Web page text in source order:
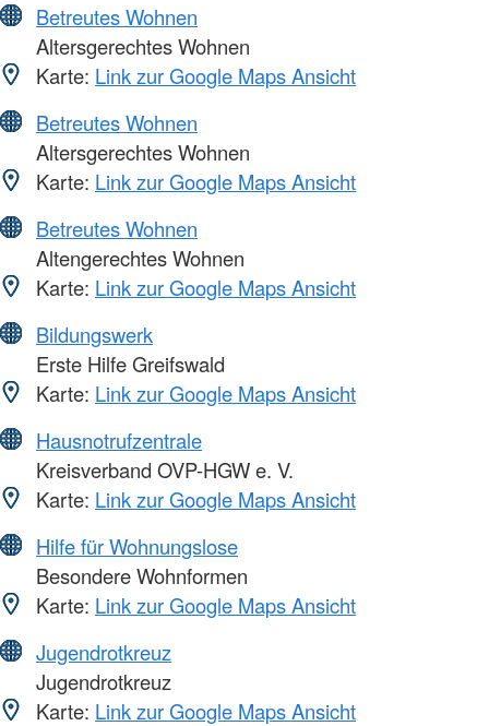
Betreutes Wohnen
Altersgerechtes Wohnen
Karte: Link zur Google Maps Ansicht
Betreutes Wohnen
Altersgerechtes Wohnen
Karte: Link zur Google Maps Ansicht
Betreutes Wohnen
Altengerechtes Wohnen
Karte: Link zur Google Maps Ansicht
Bildungswerk
Erste Hilfe Greifswald
Karte: Link zur Google Maps Ansicht
Hausnotrufzentrale
Kreisverband OVP-HGW e. V.
Karte: Link zur Google Maps Ansicht
Hilfe für Wohnungslose
Besondere Wohnformen
Karte: Link zur Google Maps Ansicht
Jugendrotkreuz
Jugendrotkreuz
Karte: Link zur Google Maps Ansicht